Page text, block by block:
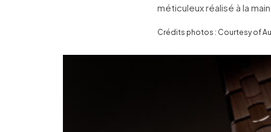
méticuleux réalisé à la
Crédits photos : Courtesy of